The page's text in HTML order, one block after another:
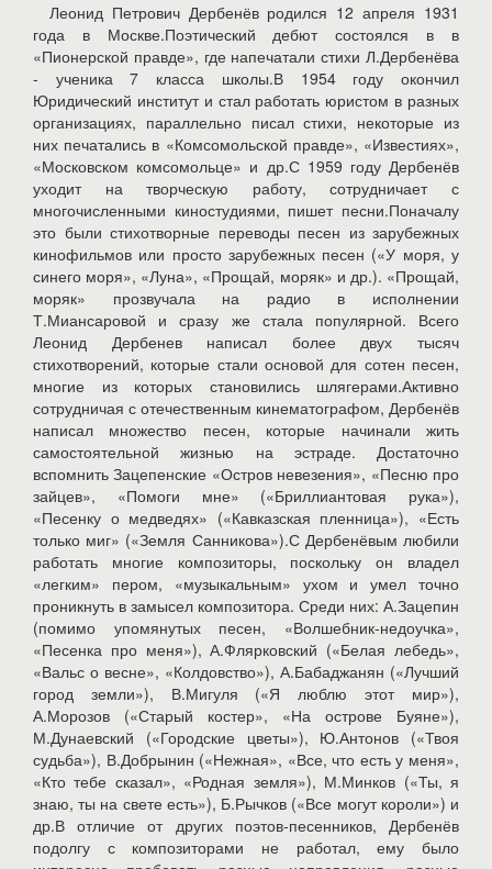
Леонид Петрович Дербенёв родился 12 апреля 1931
года в Москве.Поэтический дебют состоялся в в
«Пионерской правде», где напечатали стихи Л.Дербенёва
- ученика 7 класса школы.В 1954 году окончил
Юридический институт и стал работать юристом в разных
организациях, параллельно писал стихи, некоторые из
них печатались в «Комсомольской правде», «Известиях»,
«Московском комсомольце» и др.С 1959 году Дербенёв
уходит на творческую работу, сотрудничает с
многочисленными киностудиями, пишет песни.Поначалу
это были стихотворные переводы песен из зарубежных
кинофильмов или просто зарубежных песен («У моря, у
синего моря», «Луна», «Прощай, моряк» и др.). «Прощай,
моряк» прозвучала на радио в исполнении
Т.Миансаровой и сразу же стала популярной. Всего
Леонид Дербенев написал более двух тысяч
стихотворений, которые стали основой для сотен песен,
многие из которых становились шлягерами.Активно
сотрудничая с отечественным кинематографом, Дербенёв
написал множество песен, которые начинали жить
самостоятельной жизнью на эстраде. Достаточно
вспомнить Зацепенские «Остров невезения», «Песню про
зайцев», «Помоги мне» («Бриллиантовая рука»),
«Песенку о медведях» («Кавказская пленница»), «Есть
только миг» («Земля Санникова»).С Дербенёвым любили
работать многие композиторы, поскольку он владел
«легким» пером, «музыкальным» ухом и умел точно
проникнуть в замысел композитора. Среди них: А.Зацепин
(помимо упомянутых песен, «Волшебник-недоучка»,
«Песенка про меня»), А.Флярковский («Белая лебедь»,
«Вальс о весне», «Колдовство»), А.Бабаджанян («Лучший
город земли»), В.Мигуля («Я люблю этот мир»),
А.Морозов («Старый костер», «На острове Буяне»),
М.Дунаевский («Городские цветы»), Ю.Антонов («Твоя
судьба»), В.Добрынин («Нежная», «Все, что есть у меня»,
«Кто тебе сказал», «Родная земля»), М.Минков («Ты, я
знаю, ты на свете есть»), Б.Рычков («Все могут короли») и
др.В отличие от других поэтов-песенников, Дербенёв
подолгу с композиторами не работал, ему было